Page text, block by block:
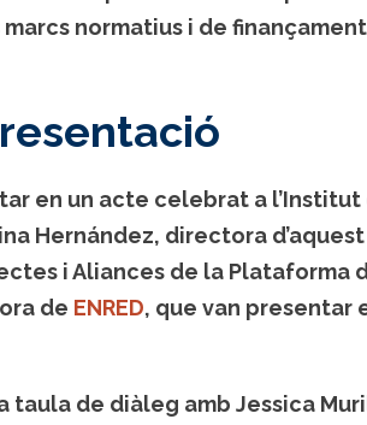
normatius i de
en un acte celebrat a
Hernández, directora
i Aliances de la Plataforma
de ENRED, que van presentar
taula de diàleg amb Jessica